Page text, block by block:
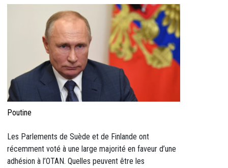
Poutine
Les Parlements de Suède et de Finlande ont
récemment voté à une large majorité en faveur d’une
adhésion à l’OTAN. Quelles peuvent être les